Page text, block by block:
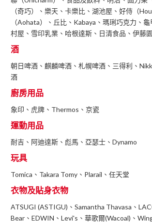
（奇巧）、樂天、卡樂比、湖池屋、好侍（
（Aohata）、丘比、Kabaya、瑪琍巧克力、
村屋、雪印乳業、哈根達斯、日清食品、伊藤
酒
朝日啤酒、麒麟啤酒、札幌啤酒、三得利、
酒
廚房用品
象印、虎牌、Thermos、京瓷
運動用品
耐吉、阿迪達斯、彪馬、亞瑟士、Dynamo
玩具
Tomica、Takara Tomy、Plarail、任天堂
衣物及貼身衣物
ATSUGI (ASTIGU)、Samantha Thavasa、
Bear、EDWIN、Levi's、華歌爾(Wacoal)、